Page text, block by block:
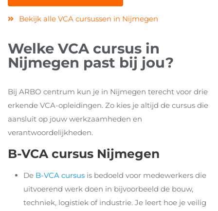
Bekijk alle VCA cursussen in Nijmegen
Welke VCA cursus in
Nijmegen past bij jou?
Bij ARBO centrum kun je in Nijmegen terecht voor drie
erkende VCA-opleidingen. Zo kies je altijd de cursus die
aansluit op jouw werkzaamheden en
verantwoordelijkheden.
B-VCA cursus Nijmegen
De B-VCA cursus is bedoeld voor medewerkers die
uitvoerend werk doen in bijvoorbeeld de bouw,
techniek, logistiek of industrie. Je leert hoe je veilig